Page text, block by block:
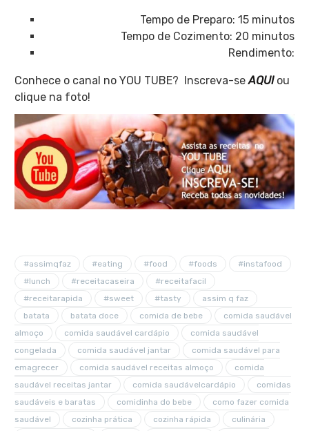
Tempo de Preparo: 15 minutos
Tempo de Cozimento: 20 minutos
Rendimento:
Conhece o canal no YOU TUBE? Inscreva-seAQUI ou
clique na foto!
#assimqfaz #eating #food #foods
#instafood
#lunch
#receitacaseira
#receitafacil
#receitarapida
#sweet #tasty
assim q faz
batata
batata doce comida de bebe
comida saudável
almoço
comida saudável cardápio
comida saudável
congelada
comida saudável jantar
comida saudável para
emagrecer
comida saudável receitas almoço
comida
saudável receitas jantar
comida saudávelcardápio
comidas
saudáveis e baratas
comidinha do bebe
como fazer comida
saudável
cozinha prática cozinha rápida
culinária